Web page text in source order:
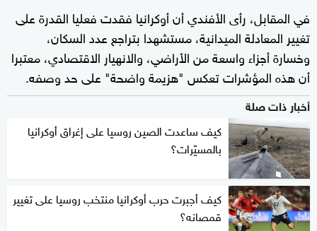
في المقابل، رأى الأفندي أن أوكرانيا فقدت فعليا القدرة على
تغيير المعادلة الميدانية، مستشهدا بتراجع عدد السكان،
وخسارة أجزاء واسعة من الأراضي، والانهيار الاقتصادي، معتبرا
أن هذه المؤشرات تعكس "هزيمة واضحة" على حد وصفه.
أخبار ذات صلة
كيف ساعدت الصين روسيا على إغراق أوكرانيا
بالمسيّرات؟
كيف أجبرت حرب أوكرانيا منتخب روسيا على تغيير
قمصانه؟